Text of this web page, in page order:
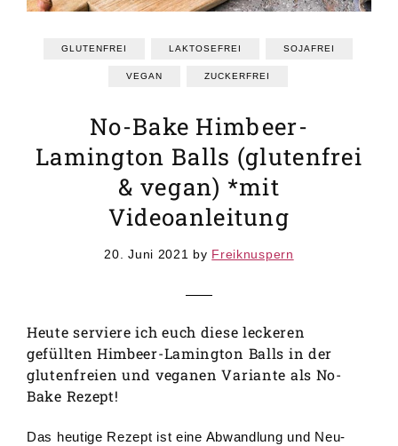
GLUTENFREI LAKTOSEFREI SOJAFREI
VEGAN ZUCKERFREI
No-Bake Himbeer-
Lamington Balls (glutenfrei
& vegan) *mit
Videoanleitung
20. Juni 2021 by Freiknuspern
Heute serviere ich euch diese leckeren
gefüllten Himbeer-Lamington Balls in der
glutenfreien und veganen Variante als No-
Bake Rezept!
Das heutige Rezept ist eine Abwandlung und Neu-